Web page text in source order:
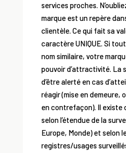
services proches.
marque est un repère
clientèle. Ce qui fait sa
caractère UNIQUE. Si
nom similaire, votre
pouvoir d’attractivité. La
d’être alerté en cas
réagir (mise en demeure,
en contrefaçon). Il
selon l’étendue de la
Europe, Monde) et selon
registres/usages